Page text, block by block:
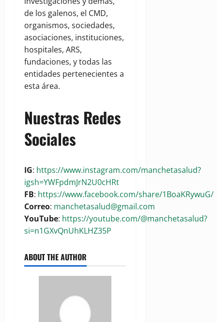
de los galenos, el CMD,
organismos, sociedades,
asociaciones, instituciones,
hospitales, ARS,
fundaciones, y todas las
entidades pertenecientes a
esta área.
Nuestras Redes
Sociales
IG: https://www.instagram.com/manchetasalud?
igsh=YWFpdmJrN2U0cHRt
FB: https://www.facebook.com/share/1BoaKRywuG/
Correo: manchetasalud@gmail.com
YouTube: https://youtube.com/@manchetasalud?
si=n1GXvQnUhKLHZ35P
ABOUT THE AUTHOR